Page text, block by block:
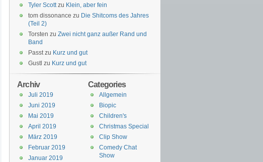
Tyler Scottzu Klein, aber fein
tom dissonance zu Die Shitcoms des Jahres
(Teil 2)
Torsten zu Zwei nicht ganz außer Rand und
Band
Passtzu Kurz und gut
Gustl zu Kurz und gut
Categories
Allgemein
Biopic
Children's
Christmas Special
Clip Show
Comedy Chat
Show
Archiv
Juli 2019
Juni 2019
Mai 2019
April 2019
März 2019
Februar 2019
Januar 2019